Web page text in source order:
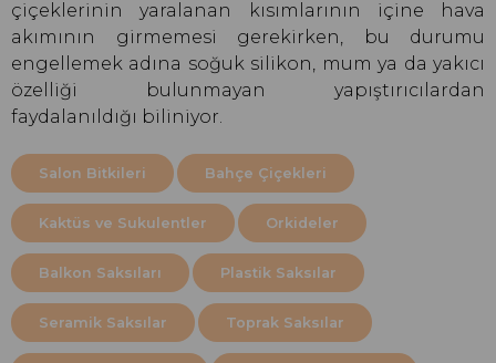
çiçeklerinin yaralanan kısımlarının içine hava
akımının girmemesi gerekirken, bu durumu
engellemek adına soğuk silikon, mum ya da yakıcı
özelliği bulunmayan yapıştırıcılardan
faydalanıldığı biliniyor.
Salon Bitkileri Bahçe Çiçekleri
Kaktüs ve Sukulentler Orkideler
Balkon Saksıları Plastik Saksılar
Seramik Saksılar Toprak Saksılar